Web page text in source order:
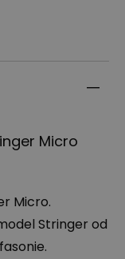
Micro
Micro.
Stringer od